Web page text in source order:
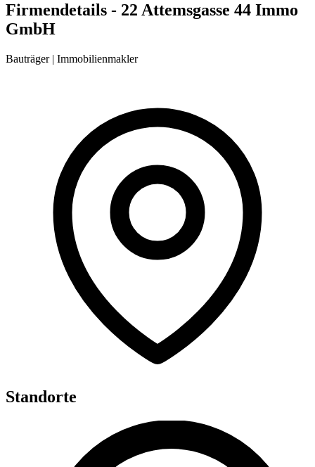
Firmendetails - 22 Attemsgasse 44 Immo
GmbH
Bauträger | Immobilienmakler
Standorte